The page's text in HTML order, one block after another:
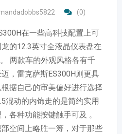
(0)
在一些高科技配置上可
的12.3英寸全液晶仪表盘在
两款车的外观风格各有千
，雷克萨斯ES300H则更具
据自己的审美偏好进行选择
混动的内饰走的是简约实用
各种功能按键触手可及 。
空间上略胜一筹，对于那些